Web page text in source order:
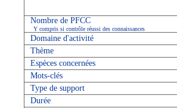
Nombre de PFCC
Y compris si contrôle réussi des connaissances
Domaine d'activité
Thème
Espèces concernées
Mots-clés
Type de support
Durée